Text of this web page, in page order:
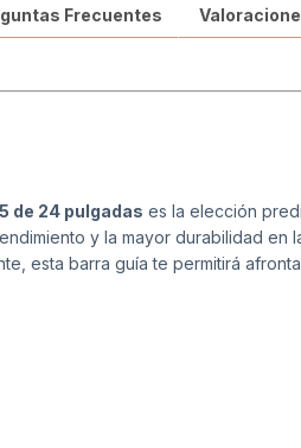
Frecuentes
de 24 pulgadas es la elección
y la mayor durabilidad en
esta barra guía te permitirá